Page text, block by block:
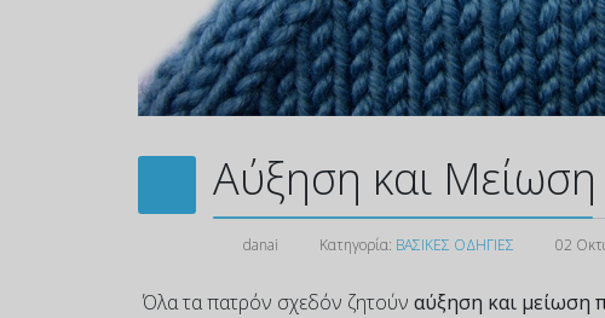
Αύξηση και
danai Κατηγορία: ΒΑΣΙΚΕΣ ΟΔΗΓΙΕΣ 02
Όλα τα πατρόν σχεδόν ζητούν αύξηση και μείωση